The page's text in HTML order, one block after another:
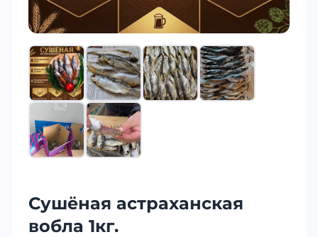
Сушёная астраханская
вобла 1кг.